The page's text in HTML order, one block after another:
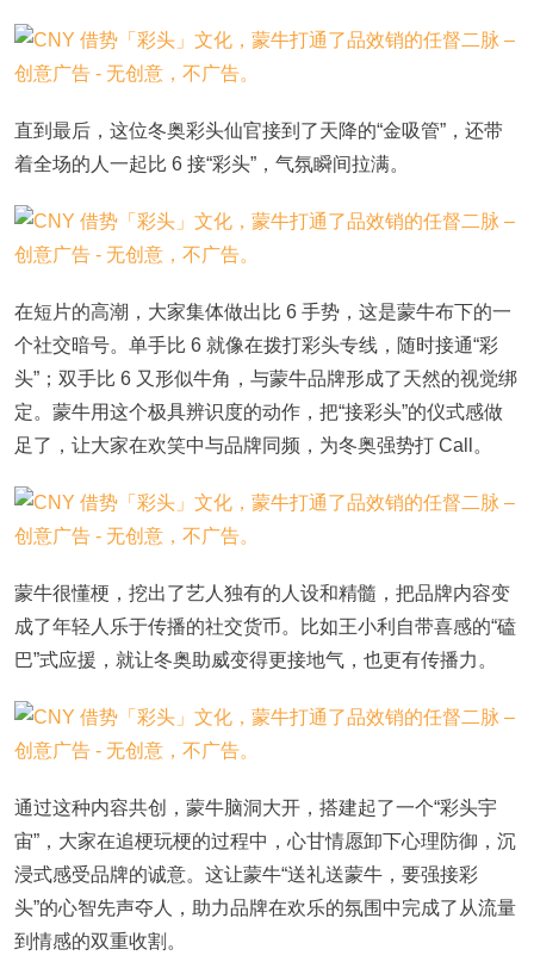
直到最后，这位冬奥彩头仙官接到了天降的“金吸管”，还带
着全场的人一起比 6 接“彩头”，气氛瞬间拉满。
在短片的高潮，大家集体做出比 6 手势，这是蒙牛布下的一
个社交暗号。单手比 6 就像在拨打彩头专线，随时接通“彩
头”；双手比 6 又形似牛角，与蒙牛品牌形成了天然的视觉绑
定。蒙牛用这个极具辨识度的动作，把“接彩头”的仪式感做
足了，让大家在欢笑中与品牌同频，为冬奥强势打 Call。
蒙牛很懂梗，挖出了艺人独有的人设和精髓，把品牌内容变
成了年轻人乐于传播的社交货币。比如王小利自带喜感的“磕
巴”式应援，就让冬奥助威变得更接地气，也更有传播力。
通过这种内容共创，蒙牛脑洞大开，搭建起了一个“彩头宇
宙”，大家在追梗玩梗的过程中，心甘情愿卸下心理防御，沉
浸式感受品牌的诚意。这让蒙牛“送礼送蒙牛，要强接彩
头”的心智先声夺人，助力品牌在欢乐的氛围中完成了从流量
到情感的双重收割。